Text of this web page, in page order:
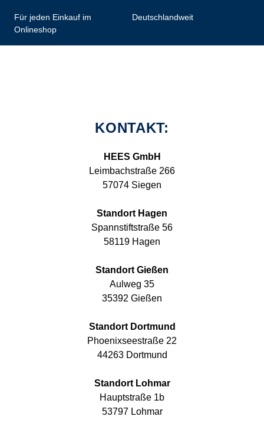
Für jeden Einkauf im
Onlineshop
Deutschlandweit
KONTAKT:
HEES GmbH
Leimbachstraße 266
57074 Siegen
Standort Hagen
Spannstiftstraße 56
58119 Hagen
Standort Gießen
Aulweg 35
35392 Gießen
Standort Dortmund
Phoenixseestraße 22
44263 Dortmund
Standort Lohmar
Hauptstraße 1b
53797 Lohmar